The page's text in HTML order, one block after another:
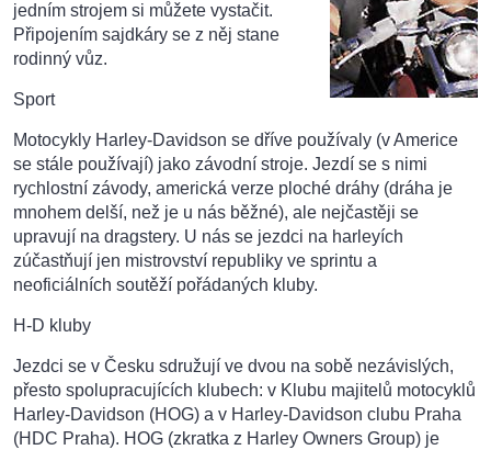
jedním strojem si můžete vystačit.
Připojením sajdkáry se z něj stane
rodinný vůz.
Sport
Motocykly Harley-Davidson se dříve používaly (v Americe
se stále používají) jako závodní stroje. Jezdí se s nimi
rychlostní závody, americká verze ploché dráhy (dráha je
mnohem delší, než je u nás běžné), ale nejčastěji se
upravují na dragstery. U nás se jezdci na harleyích
zúčastňují jen mistrovství republiky ve sprintu a
neoficiálních soutěží pořádaných kluby.
H-D kluby
Jezdci se v Česku sdružují ve dvou na sobě nezávislých,
přesto spolupracujících klubech: v Klubu majitelů motocyklů
Harley-Davidson (HOG) a v Harley-Davidson clubu Praha
(HDC Praha). HOG (zkratka z Harley Owners Group) je